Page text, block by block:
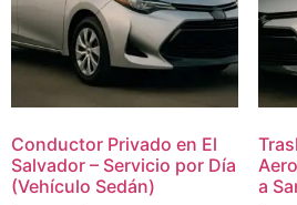
Conductor Privado en El
Salvador – Servicio por Día
(Vehículo Sedán)
a